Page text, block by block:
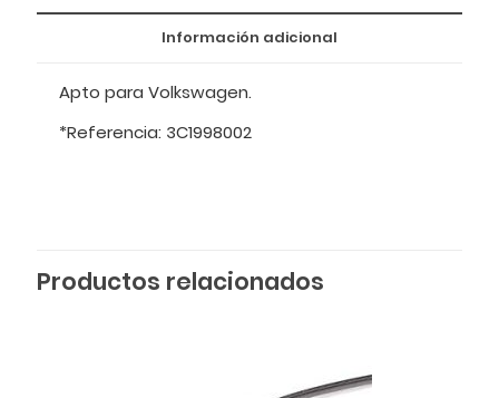
Información adicional
Apto para Volkswagen.
*Referencia: 3C1998002
Productos relacionados